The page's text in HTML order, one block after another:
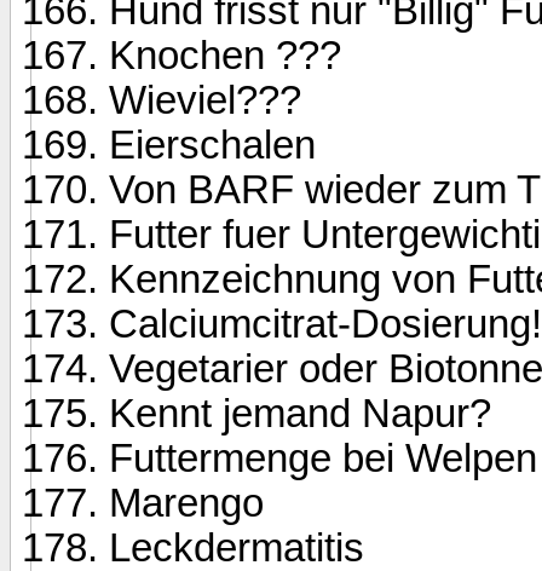
Hund frisst nur "Billig"
Knochen ???
Wieviel???
Eierschalen
Von BARF wieder zum
Futter fuer
Kennzeichnung von
Calciumcitrat-Dosierung!
Vegetarier oder
Kennt jemand Napur?
Futtermenge bei Welpen
Marengo
Leckdermatitis